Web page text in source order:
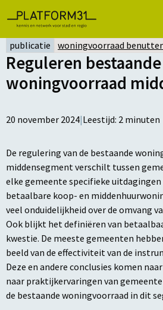
publicatie woningvoorraad
Reguleren bestaande
woningvoorraad
20 november 2024|Leestijd: 2 minuten
De regulering van de bestaande
middensegment verschilt tussen
elke gemeente specifieke
betaalbare koop- en
veel onduidelijkheid over de omvang
Ook blijkt het definiëren van
kwestie. De meeste gemeenten
beeld van de effectiviteit van de
Deze en andere conclusies komen
naar praktijkervaringen van
de bestaande woningvoorraad in dit